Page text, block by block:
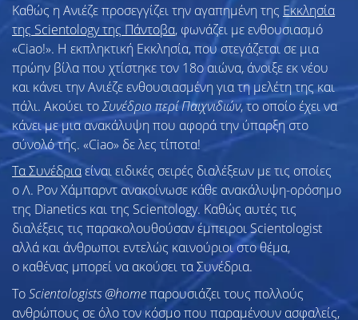
Καθώς η Ανιέζε προσεγγίζει την αγαπημένη της Εκκλησία
της Scientology της Πάντοβα, φωνάζει με ενθουσιασμό
«Ciao!». Η εκπληκτική Εκκλησία, που στεγάζεται σε μια
πρώην βίλα που χτίστηκε τον 18ο αιώνα, άνοιξε εκ νέου
και κάνει την Ανιέζε ενθουσιασμένη για τη μελέτη της και
πάλι. Ακούει τοΣυνέδριο περί Παιχνιδιών, το οποίο έχει να
κάνει με μια ανακάλυψη που αφορά την ύπαρξη στο
σύνολό της. «Ciao» δε λες τίποτα!
Τα Συνέδριαείναι ειδικές σειρές διαλέξεων με τις οποίες
ο Λ. Ρον Χάμπαρντ ανακοίνωσε κάθε ανακάλυψη-ορόσημο
της Dianetics και της Scientology. Καθώς αυτές τις
διαλέξεις τις παρακολουθούσαν έμπειροι Scientologist
αλλά και άνθρωποι εντελώς καινούριοι στο θέμα,
ο καθένας μπορεί να ακούσει τα Συνέδρια.
ToScientologists @homeπαρουσιάζει τους πολλούς
ανθρώπους σε όλο τον κόσμο που παραμένουν ασφαλείς,